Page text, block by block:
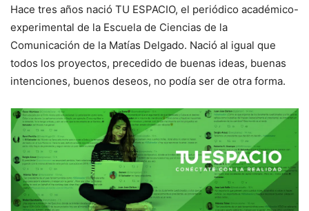
Hace tres años nació TU ESPACIO, el periódico académico-
experimental de la Escuela de Ciencias de la
Comunicación de la Matías Delgado. Nació al igual que
todos los proyectos, precedido de buenas ideas, buenas
intenciones, buenos deseos, no podía ser de otra forma.